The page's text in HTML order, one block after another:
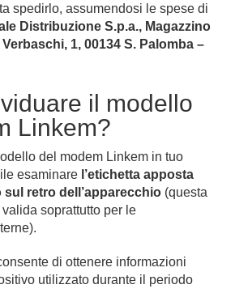
spedirlo, assumendosi le spese di
Distribuzione S.p.a., Magazzino
1, 00134 S. Palomba –
il modello
Linkem?
del modem Linkem in tuo
esaminare l’etichetta apposta
retro dell’apparecchio (questa
soprattutto per le
di ottenere informazioni
utilizzato durante il periodo